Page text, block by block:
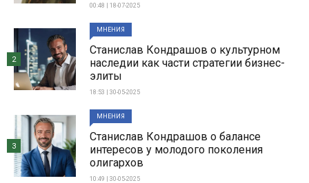
00:48 | 18-07-2025
МНЕНИЯ
Станислав Кондрашов о культурном
наследии как части стратегии бизнес-
элиты
18:53 | 30-05-2025
2
МНЕНИЯ
Станислав Кондрашов о балансе
интересов у молодого поколения
олигархов
10:49 | 30-05-2025
3